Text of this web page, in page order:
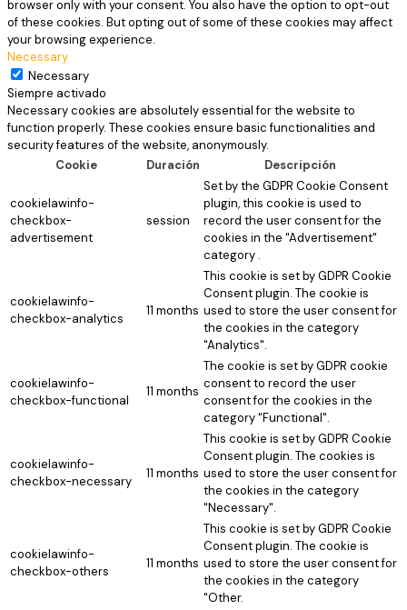
browser only with your consent. You also have the option to opt-out
of these cookies. But opting out of some of these cookies may affect
your browsing experience.
Necessary
Necessary
Siempre activado
Necessary cookies are absolutely essential for the website to
function properly. These cookies ensure basic functionalities and
security features of the website, anonymously.
Cookie
Duración Descripción
cookielawinfo-
checkbox-
advertisement
session
Set by the GDPR Cookie Consent
plugin, this cookie is used to
record the user consent for the
cookies in the "Advertisement"
category .
cookielawinfo-
checkbox-analytics
11 months
This cookie is set by GDPR Cookie
Consent plugin. The cookie is
used to store the user consent for
the cookies in the category
"Analytics".
cookielawinfo-
checkbox-functional
11 months
The cookie is set by GDPR cookie
consent to record the user
consent for the cookies in the
category "Functional".
cookielawinfo-
checkbox-necessary
11 months
This cookie is set by GDPR Cookie
Consent plugin. The cookies is
used to store the user consent for
the cookies in the category
"Necessary".
cookielawinfo-
checkbox-others
11 months
This cookie is set by GDPR Cookie
Consent plugin. The cookie is
used to store the user consent for
the cookies in the category
"Other.